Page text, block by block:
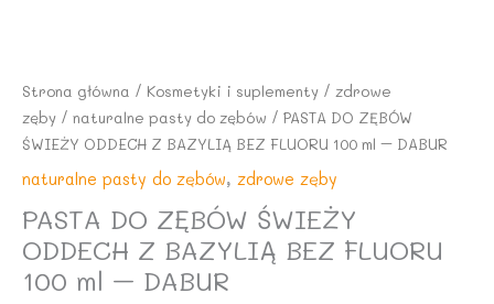
Strona główna / Kosmetyki i suplementy / zdrowe
zęby / naturalne pasty do zębów / PASTA DO ZĘBÓW
ŚWIEŻY ODDECH Z BAZYLIĄ BEZ FLUORU 100 ml – DABUR
naturalne pasty do zębów, zdrowe zęby
PASTA DO ZĘBÓW ŚWIEŻY
ODDECH Z BAZYLIĄ BEZ FLUORU
100 ml – DABUR